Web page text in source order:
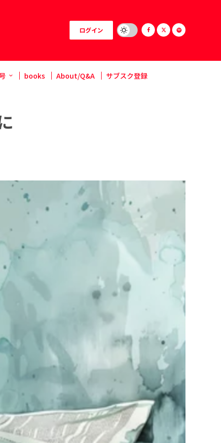
ログイン
books About/Q&A サブスク登録